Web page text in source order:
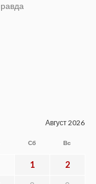
Август 2026
Сб Вс
1 2